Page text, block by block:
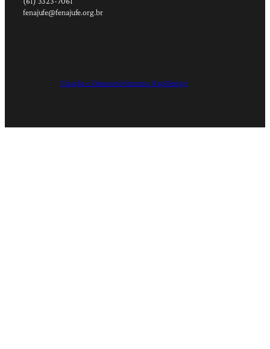
fenajufe@fenajufe.org.br
Criação e Desenvolvimento: RapDesign